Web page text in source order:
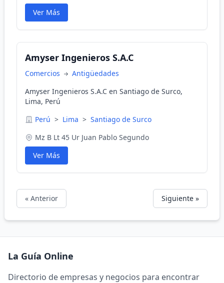
Ver Más
Amyser Ingenieros S.A.C
Comercios
Antigüedades
Amyser Ingenieros S.A.C en Santiago de Surco,
Lima, Perú
Perú > Lima > Santiago de Surco
Mz B Lt 45 Ur Juan Pablo Segundo
Ver Más
« Anterior Siguiente »
La Guía Online
Directorio de empresas y negocios para encontrar